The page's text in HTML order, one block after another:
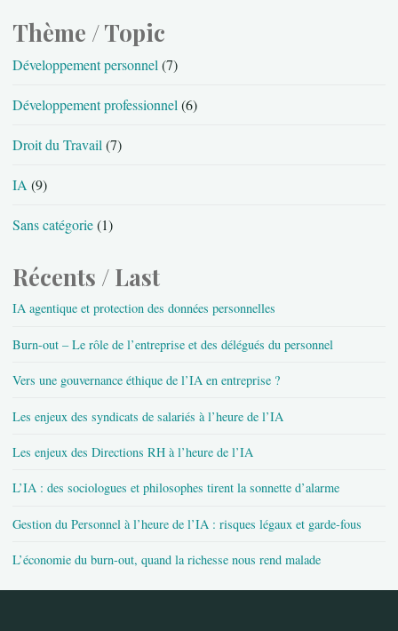
Thème / Topic
Développement personnel (7)
Développement professionnel (6)
Droit du Travail (7)
IA (9)
Sans catégorie(1)
Récents / Last
IA agentique et protection des données personnelles
Burn-out – Le rôle de l’entreprise et des délégués du personnel
Vers une gouvernance éthique de l’IA en entreprise ?
Les enjeux des syndicats de salariés à l’heure de l’IA
Les enjeux des Directions RH à l’heure de l’IA
L’IA : des sociologues et philosophes tirent la sonnette d’alarme
Gestion du Personnel à l’heure de l’IA : risques légaux et garde-fous
L’économie du burn-out, quand la richesse nous rend malade